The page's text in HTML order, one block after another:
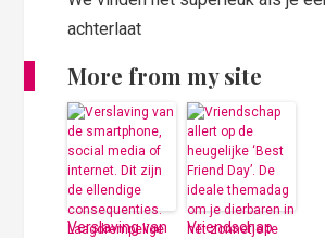
achterlaat
More from my site
Verslaving van
Vriendschap